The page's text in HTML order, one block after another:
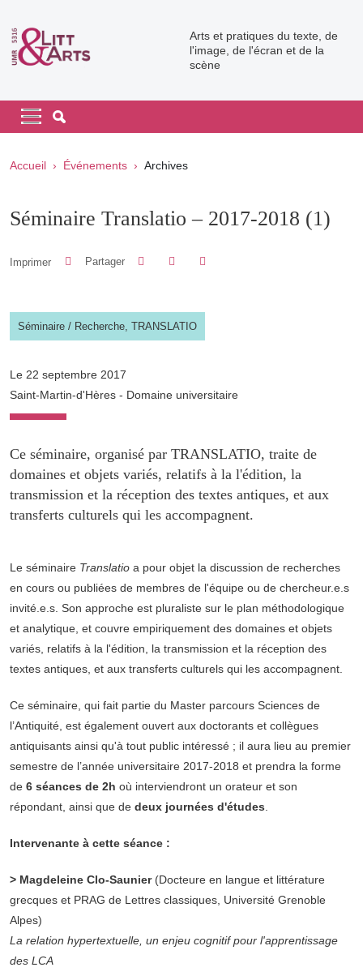
Arts et pratiques du texte, de
l'image, de l'écran et de la
scène
Navigation principale
Navigation principale mobile
Fil d'Ariane
Accueil Événements Archives
Séminaire Translatio – 2017-2018 (1)
Imprimer Partager Partager sur Facebook
Partager sur LinkedIn
Séminaire / Recherche, TRANSLATIO
Le 22 septembre 2017
Saint-Martin-d'Hères - Domaine universitaire
Ce séminaire, organisé par TRANSLATIO, traite de
domaines et objets variés, relatifs à la l'édition, la
transmission et la réception des textes antiques, et aux
transferts culturels qui les accompagnent.
Le séminaire Translatio a pour objet la discussion de recherches
en cours ou publiées de membres de l'équipe ou de chercheur.e.s
invité.e.s. Son approche est pluraliste sur le plan méthodologique
et analytique, et couvre empiriquement des domaines et objets
variés, relatifs à la l'édition, la transmission et la réception des
textes antiques, et aux transferts culturels qui les accompagnent.
Ce séminaire, qui fait partie du Master parcours Sciences de
l’Antiquité, est également ouvert aux doctorants et collègues
antiquisants ainsi qu'à tout public intéressé ; il aura lieu au premier
semestre de l’année universitaire 2017-2018 et prendra la forme
de 6 séances de 2h où interviendront un orateur et son
répondant, ainsi que de deux journées d'études.
Intervenante à cette séance :
> Magdeleine Clo-Saunier(Docteure en langue et littérature
grecques et PRAG de Lettres classiques, Université Grenoble
Alpes)
La relation hypertextuelle, un enjeu cognitif pour l'apprentissage
des LCA